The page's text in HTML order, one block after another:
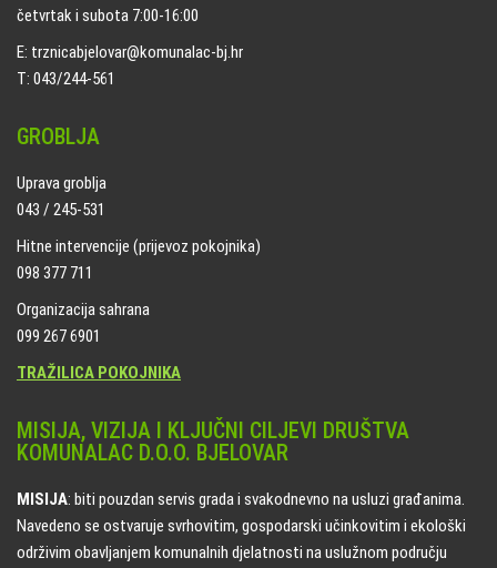
četvrtak i subota 7:00-16:00
E: trznicabjelovar@komunalac-bj.hr
T: 043/244-561
GROBLJA
Uprava groblja
043 / 245-531
Hitne intervencije (prijevoz pokojnika)
098 377 711
Organizacija sahrana
099 267 6901
TRAŽILICA POKOJNIKA
MISIJA, VIZIJA I KLJUČNI CILJEVI DRUŠTVA
KOMUNALAC D.O.O. BJELOVAR
MISIJA: biti pouzdan servis grada i svakodnevno na usluzi građanima.
Navedeno se ostvaruje svrhovitim, gospodarski učinkovitim i ekološki
održivim obavljanjem komunalnih djelatnosti na uslužnom području